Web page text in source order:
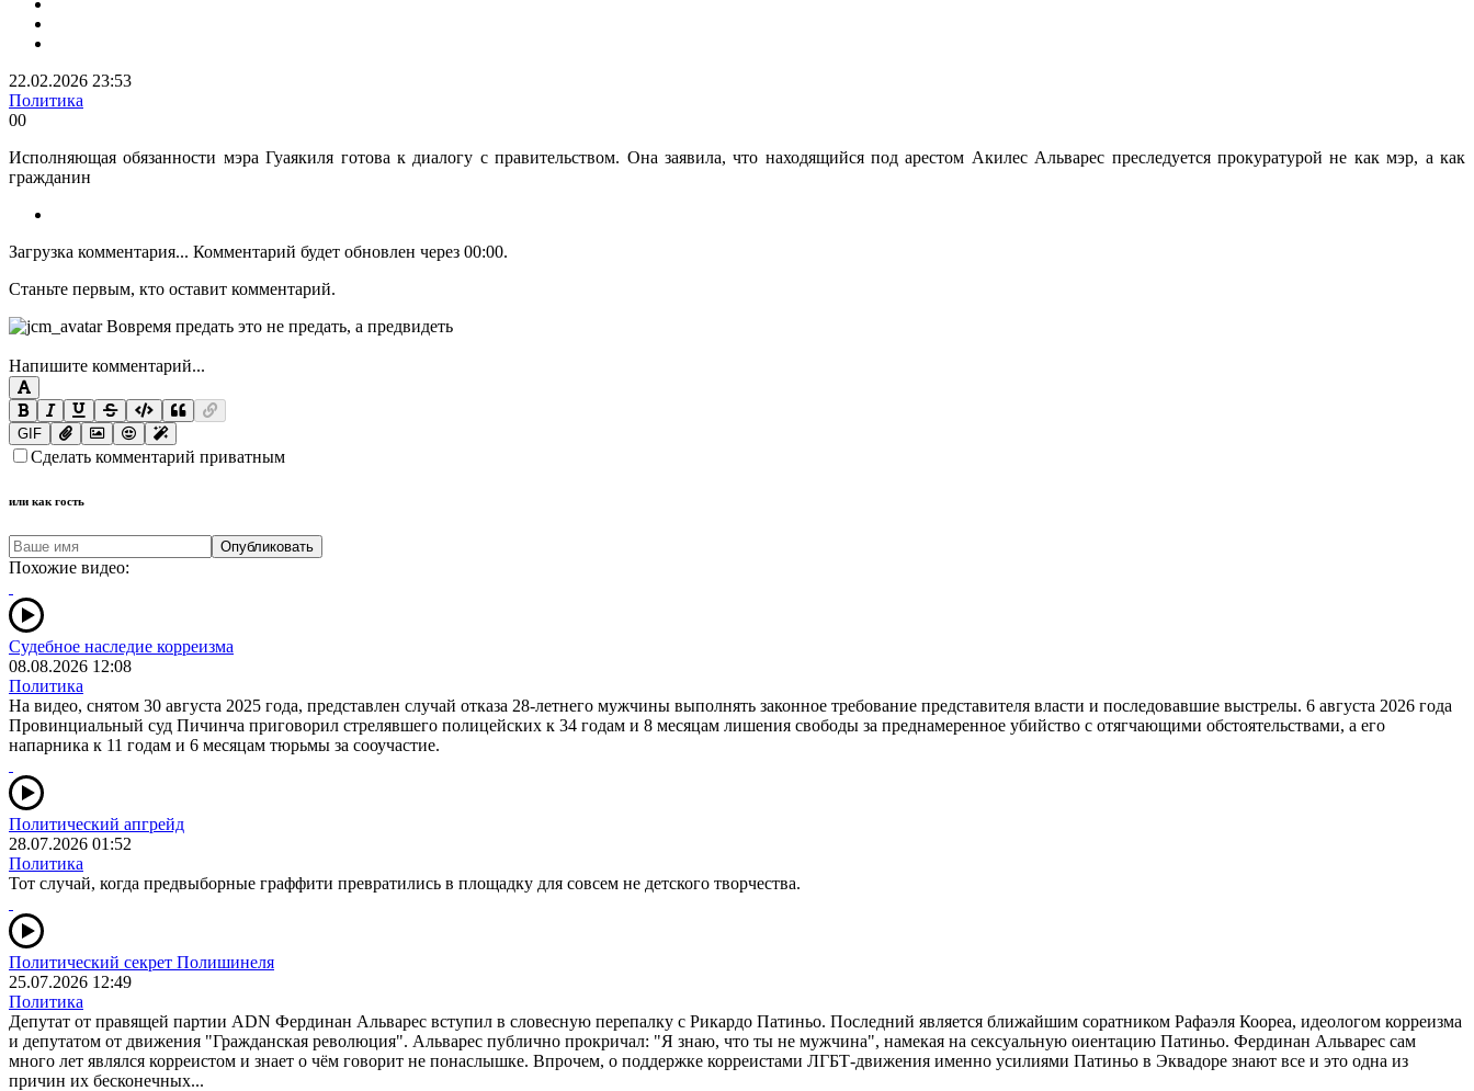
22.02.2026 23:53
Политика
00
Исполняющая обязанности мэра Гуаякиля готова к диалогу с правительством. Она заявила, что находящийся под арестом Акилес Альварес преследуется прокуратурой не как мэр, а как
гражданин
Загрузка комментария... Комментарий будет обновлен через 00:00.
Станьте первым, кто оставит комментарий.
Напишите комментарий...
GIF
Сделать комментарий приватным
или как гость
Опубликовать
Похожие видео:
Судебное наследие корреизма
08.08.2026 12:08
Политика
На видео, снятом 30 августа 2025 года, представлен случай отказа 28-летнего мужчины выполнять законное требование представителя власти и последовавшие выстрелы. 6 августа 2026 года
Провинциальный суд Пичинча приговорил стрелявшего полицейских к 34 годам и 8 месяцам лишения свободы за преднамеренное убийство с отягчающими обстоятельствами, а его
напарника к 11 годам и 6 месяцам тюрьмы за сооучастие.
Политический апгрейд
28.07.2026 01:52
Политика
Тот случай, когда предвыборные граффити превратились в площадку для совсем не детского творчества.
Политический секрет Полишинеля
25.07.2026 12:49
Политика
Депутат от правящей партии ADN Фердинан Альварес вступил в словесную перепалку с Рикардо Патиньо. Последний является ближайшим соратником Рафаэля Коореа, идеологом корреизма
и депутатом от движения "Гражданская революция". Альварес публично прокричал: "Я знаю, что ты не мужчина", намекая на сексуальную оиентацию Патиньо. Фердинан Альварес сам
много лет являлся корреистом и знает о чём говорит не понаслышке. Впрочем, о поддержке корреистами ЛГБТ-движения именно усилиями Патиньо в Эквадоре знают все и это одна из
причин их бесконечных...